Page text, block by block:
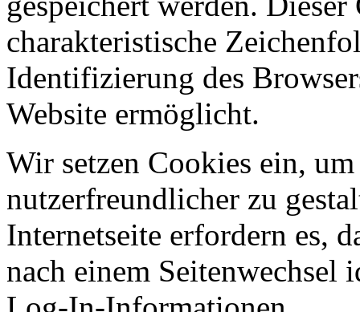
charakteristische
Identifizierung des
Website ermöglicht.
Wir setzen Cookies ein, um
nutzerfreundlicher zu
Internetseite erfordern es,
nach einem